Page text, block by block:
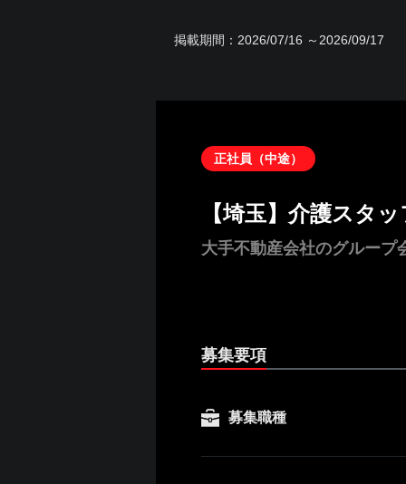
掲載期間： 2026/07/16 ～2026/09/17
正社員（中途）
【埼玉】介護スタ
大手不動産会社のグループ
募集要項
募集職種